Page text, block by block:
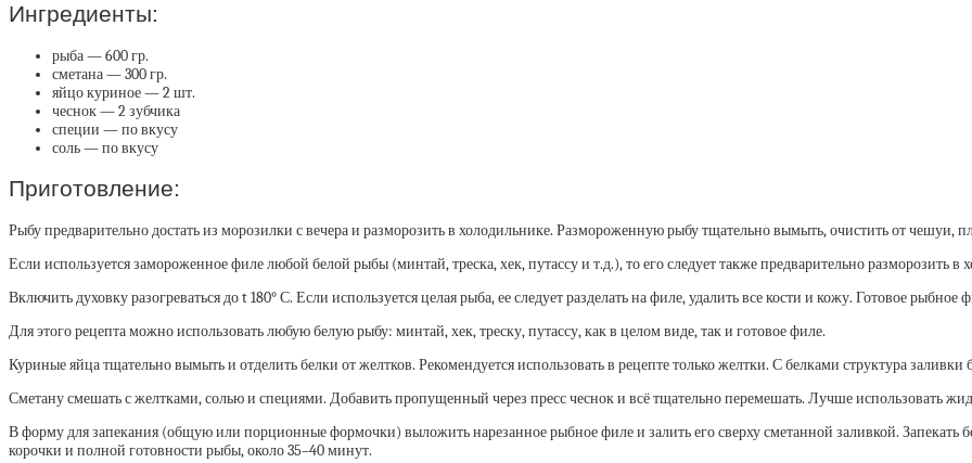
Ингредиенты:
рыба — 600 гр.
сметана — 300 гр.
яйцо куриное — 2 шт.
чеснок — 2 зубчика
специи — по вкусу
соль — по вкусу
Приготовление:
Рыбу предварительно достать из морозилки с вечера и разморозить в холодильнике. Размороженную рыбу тщательно вымыть, очистить от чешуи,
Если используется замороженное филе любой белой рыбы (минтай, треска, хек, путассу и т.д.), то его следует также предварительно разморозить в
Включить духовку разогреваться до t 180° С. Если используется целая рыба, ее следует разделать на филе, удалить все кости и кожу. Готовое
Для этого рецепта можно использовать любую белую рыбу: минтай, хек, треску, путассу, как в целом виде, так и готовое филе.
Куриные яйца тщательно вымыть и отделить белки от желтков. Рекомендуется использовать в рецепте только желтки. С белками структура
Сметану смешать с желтками, солью и специями. Добавить пропущенный через пресс чеснок и всё тщательно перемешать. Лучше использовать
В форму для запекания (общую или порционные формочки) выложить нарезанное рыбное филе и залить его сверху сметанной заливкой. Запекать
корочки и полной готовности рыбы, около 35–40 минут.